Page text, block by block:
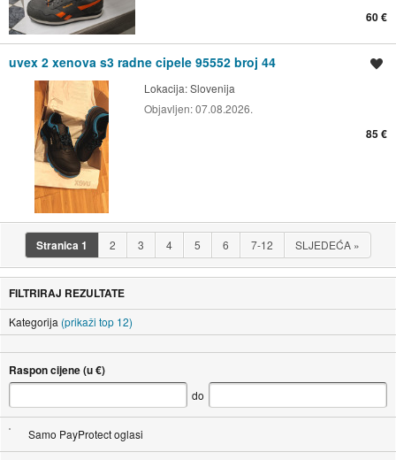
60 €
uvex 2 xenova s3 radne cipele 95552 broj 44
Lokacija:Slovenija
Objavljen:07.08.2026.
85 €
Stranica 1 2 3 4 5 6 7-12 SLJEDEĆA »
FILTRIRAJ REZULTATE
Kategorija (prikaži top 12)
Raspon cijene (u €)
do
Samo PayProtect oglasi